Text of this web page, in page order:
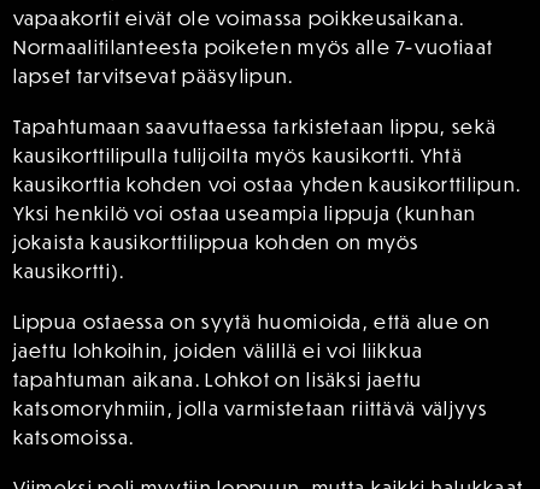
vapaakortit eivät ole voimassa poikkeusaikana.
Normaalitilanteesta poiketen myös alle 7-vuotiaat
lapset tarvitsevat pääsylipun.
Tapahtumaan saavuttaessa tarkistetaan lippu, sekä
kausikorttilipulla tulijoilta myös kausikortti. Yhtä
kausikorttia kohden voi ostaa yhden kausikorttilipun.
Yksi henkilö voi ostaa useampia lippuja (kunhan
jokaista kausikorttilippua kohden on myös
kausikortti).
Lippua ostaessa on syytä huomioida, että alue on
jaettu lohkoihin, joiden välillä ei voi liikkua
tapahtuman aikana. Lohkot on lisäksi jaettu
katsomoryhmiin, jolla varmistetaan riittävä väljyys
katsomoissa.